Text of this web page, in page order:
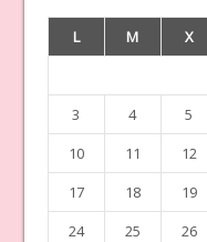
L
M X
3
4 5
10
11 12
17
18 19
24
25 26